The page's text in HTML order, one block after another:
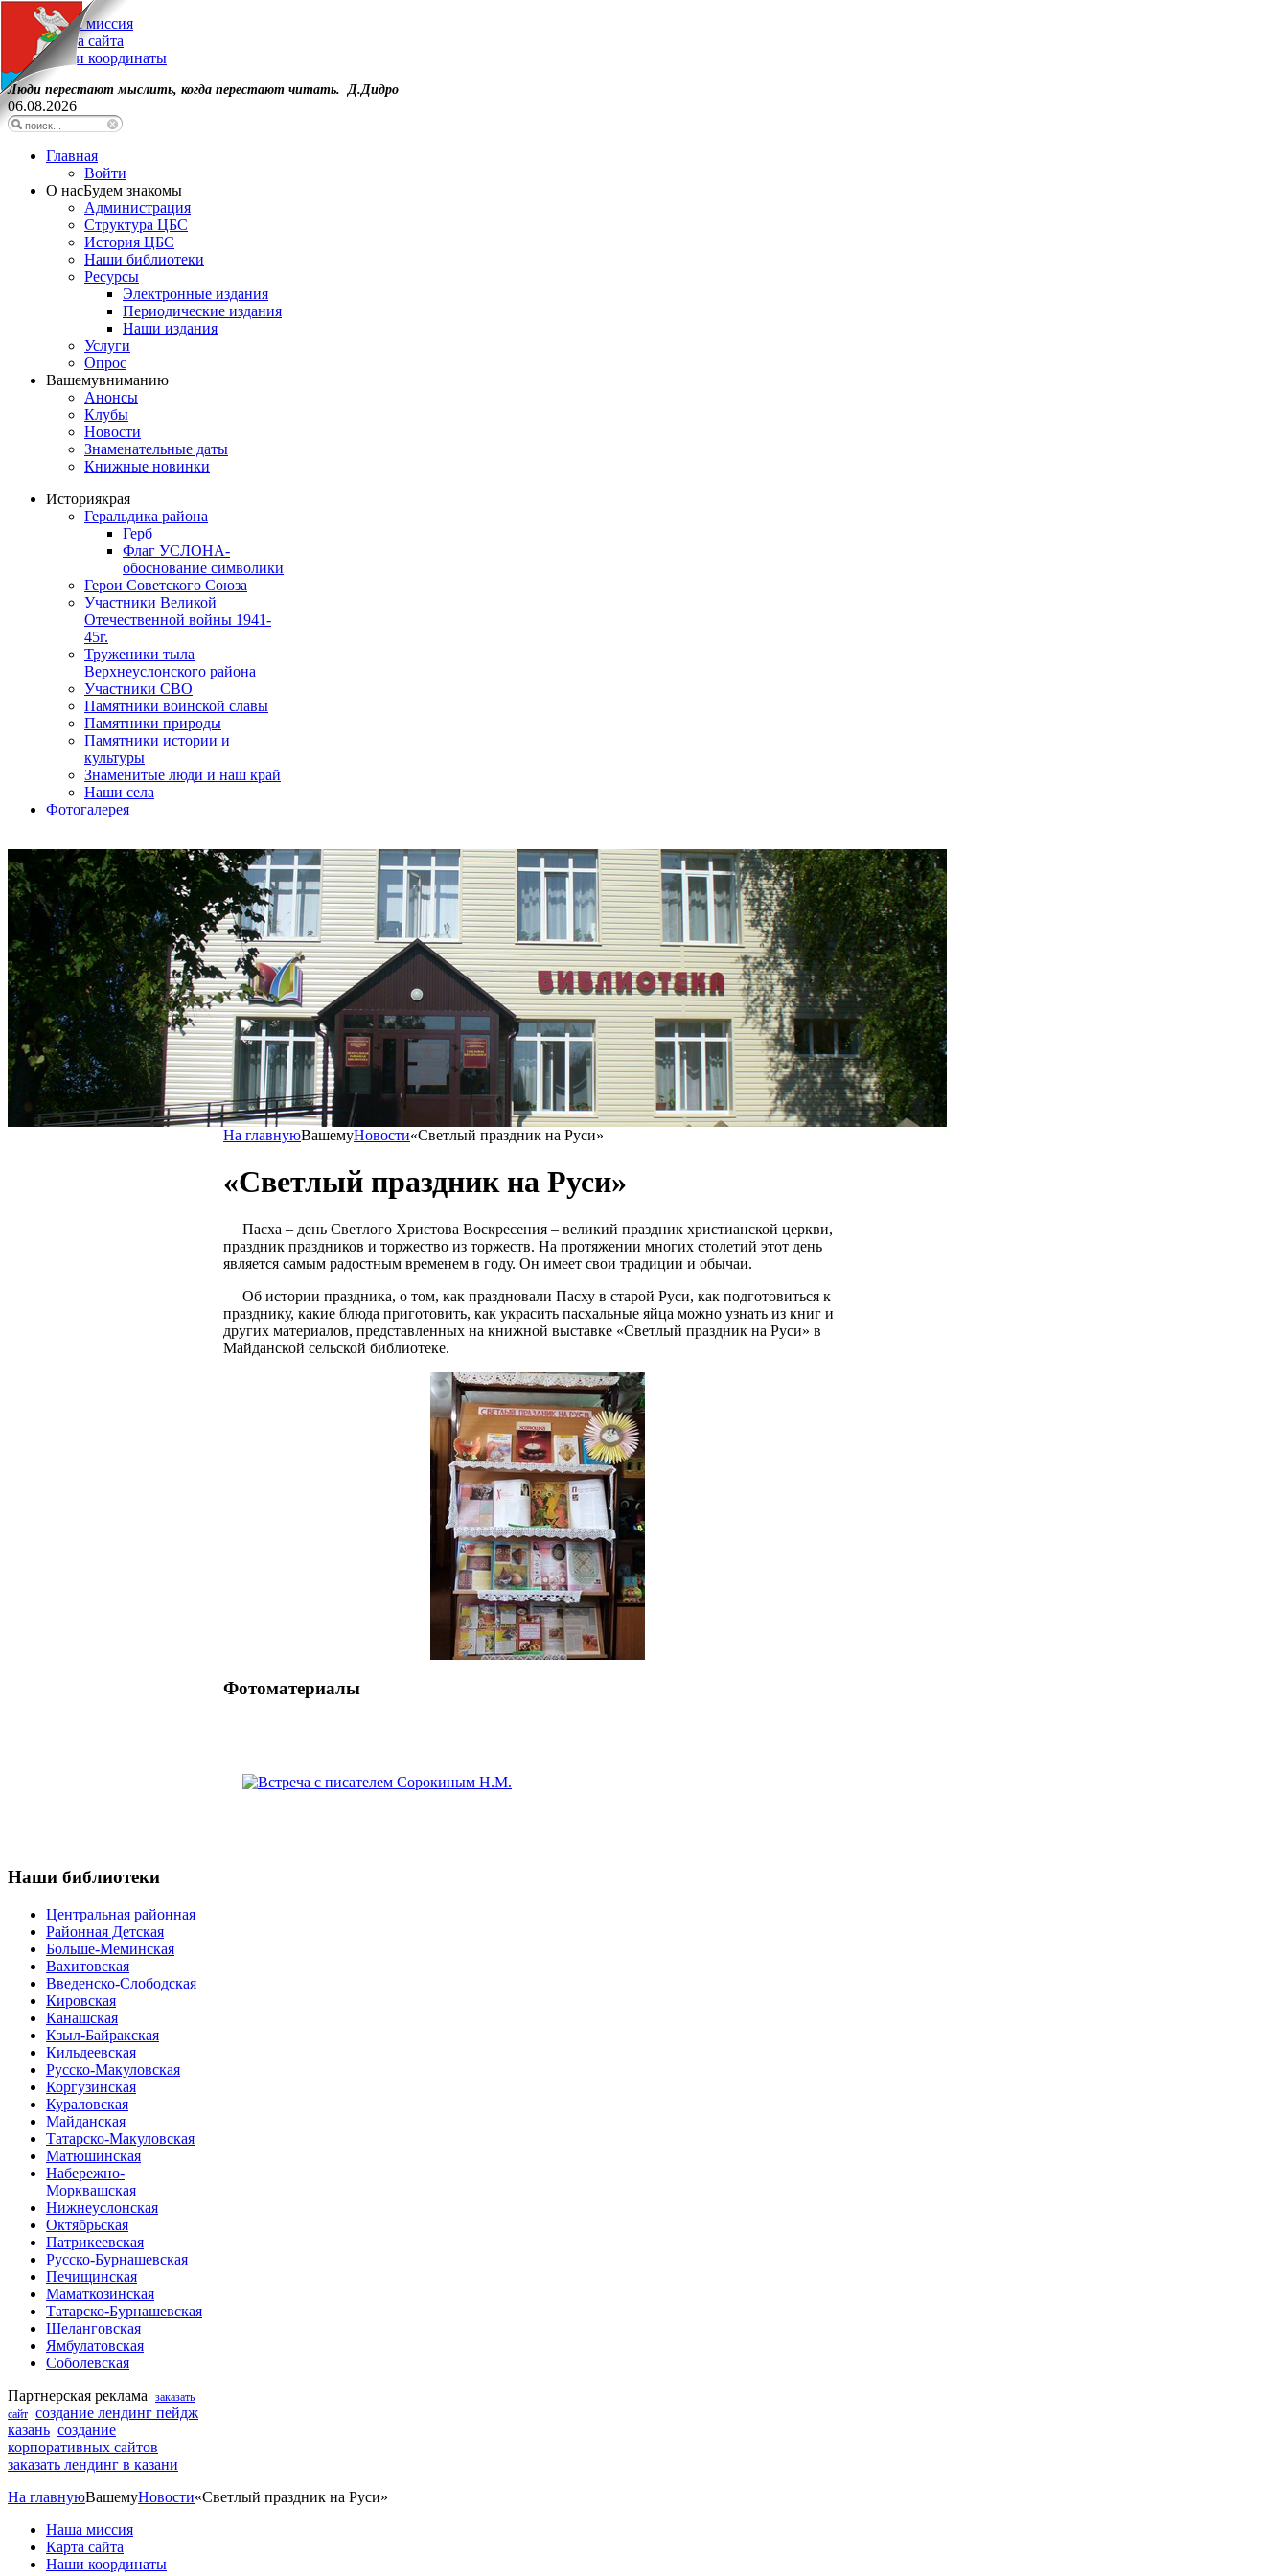
Наша миссия
Карта сайта
Наши координаты
Люди перестают мыслить, когда перестают читать. Д.Дидро
06.08.2026
Главная
Войти
О насБудем знакомы
Администрация
Структура ЦБС
История ЦБС
Наши библиотеки
Ресурсы
Электронные издания
Периодические издания
Наши издания
Услуги
Опрос
Вашемувниманию
Анонсы
Клубы
Новости
Знаменательные даты
Книжные новинки
Историякрая
Геральдика района
Герб
Флаг УСЛОНА-
обоснование символики
Герои Советского Союза
Участники Великой
Отечественной войны 1941-
45г.
Труженики тыла
Верхнеуслонского района
Участники СВО
Памятники воинской славы
Памятники природы
Памятники истории и
культуры
Знаменитые люди и наш край
Наши села
Фотогалерея
На главнуюВашемуНовости«Светлый праздник на Руси»
«Светлый праздник на Руси»
Пасха – день Светлого Христова Воскресения – великий праздник христианской церкви,
праздник праздников и торжество из торжеств. На протяжении многих столетий этот день
является самым радостным временем в году. Он имеет свои традиции и обычаи.
Об истории праздника, о том, как праздновали Пасху в старой Руси, как подготовиться к
празднику, какие блюда приготовить, как украсить пасхальные яйца можно узнать из книг и
других материалов, представленных на книжной выставке «Светлый праздник на Руси» в
Майданской сельской библиотеке.
Фотоматериалы
Наши библиотеки
Центральная районная
Районная Детская
Больше-Меминская
Вахитовская
Введенско-Слободская
Кировская
Канашская
Кзыл-Байракская
Кильдеевская
Русско-Макуловская
Коргузинская
Кураловская
Майданская
Татарско-Макуловская
Матюшинская
Набережно-
Морквашская
Нижнеуслонская
Октябрьская
Патрикеевская
Русско-Бурнашевская
Печищинская
Маматкозинская
Татарско-Бурнашевская
Шеланговская
Ямбулатовская
Соболевская
Партнерская реклама
заказать
сайт создание лендинг пейдж
казань создание
корпоративных сайтов
заказать лендинг в казани
На главнуюВашемуНовости«Светлый праздник на Руси»
Наша миссия
Карта сайта
Наши координаты